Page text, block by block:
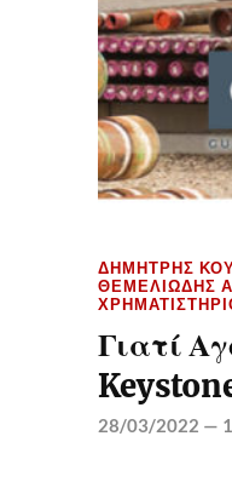
ΔΗΜΉΤΡΗΣ
ΘΕΜΕΛΙΏΔΗΣ
Γιατί
28/03/2022 —